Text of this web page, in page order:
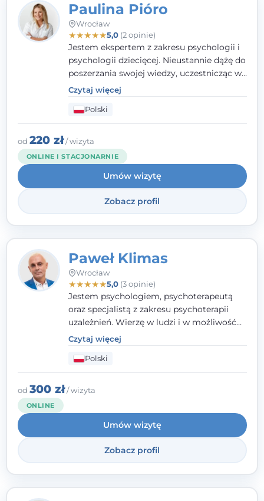
Paulina Pióro
Wrocław
★★★★★5,0(2 opinie)
Jestem ekspertem z zakresu psychologii i
psychologii dziecięcej. Nieustannie dążę do
poszerzania swojej wiedzy, uczestnicząc w
różnorodnych szkoleniach. Pracując z
dziećmi, młodzieżą i młodymi dorosłymi
niezwykle ważne jest dla mnie poczucie
bezpieczeństwa, zrozumienia oraz wolności
w wyrażaniu swojego zdania. Kieruję się
etyką zawodową, wierząc, że każdy
człowiek powinien otrzymać wsparcie i
pomoc, by poradzić sobie ze swoimi
problemami.
Czytaj więcej
Polski
od 220 zł/ wizyta
ONLINE I STACJONARNIE
Umów wizytę
Zobacz profil
Paweł Klimas
Wrocław
★★★★★5,0(3 opinie)
Jestem psychologiem, psychoterapeutą
oraz specjalistą z zakresu psychoterapii
uzależnień. Wierzę w ludzi i w możliwość
wprowadzenia zmian w ich życiu. Bardzo
często przekonuje się o tym, że każdy z nas,
w tym Ty i ja, ma wpływ na swoje
szczęście. Należy uwierzyć w siebie i działać
w obranym kierunku.
Czytaj więcej
Polski
od 300 zł/ wizyta
ONLINE
Umów wizytę
Zobacz profil